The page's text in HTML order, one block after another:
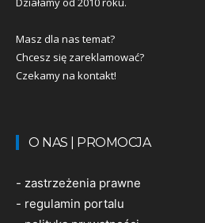
Masz dla nas temat?
Chcesz się zareklamować?
Czekamy na kontakt!
O NAS | PROMOCJA
- zastrzeżenia prawne
- regulamin portalu